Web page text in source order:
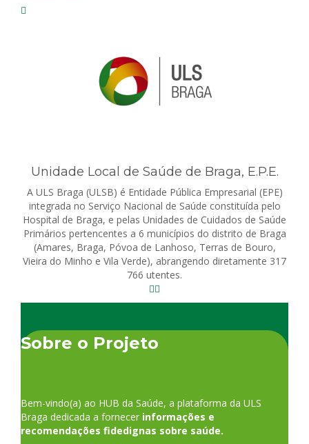
Unidade Local de Saúde de Braga, E.P.E.
A ULS Braga (ULSB) é Entidade Pública Empresarial (EPE)
integrada no Serviço Nacional de Saúde constituída pelo
Hospital de Braga, e pelas Unidades de Cuidados de Saúde
Primários pertencentes a 6 municípios do distrito de Braga
(Amares, Braga, Póvoa de Lanhoso, Terras de Bouro,
Vieira do Minho e Vila Verde), abrangendo diretamente 317
766 utentes.
Sobre o Projeto
Bem-vindo(a) ao HUB da Saúde, a plataforma da ULS
Braga dedicada a fornecer informações e
recomendações fidedignas sobre saúde.